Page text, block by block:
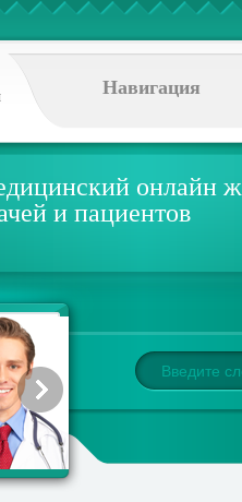
Навигация
онлайн
и пациентов